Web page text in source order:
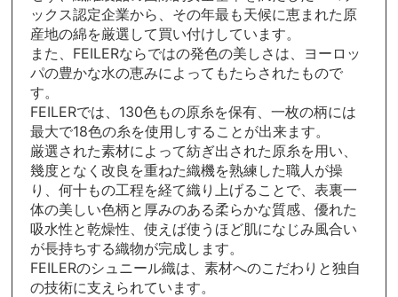
ックス認定企業から、その年最も天候に恵まれた原
産地の綿を厳選して買い付けしています。
また、FEILERならではの発色の美しさは、ヨーロッ
パの豊かな水の恵みによってもたらされたもので
す。
FEILERでは、130色もの原糸を保有、一枚の柄には
最大で18色の糸を使用しすることが出来ます。
厳選された素材によって紡ぎ出された原糸を用い、
幾度となく改良を重ねた織機を熟練した職人が操
り、何十もの工程を経て織り上げることで、表裏一
体の美しい色柄と厚みのある柔らかな質感、優れた
吸水性と乾燥性、使えば使うほど肌になじみ風合い
が長持ちする織物が完成します。
FEILERのシュニール織は、素材へのこだわりと独自
の技術に支えられています。